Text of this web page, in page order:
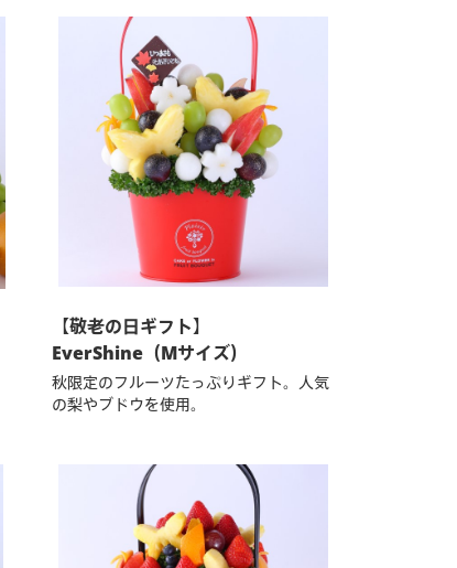
【敬老の日ギフト】
EverShine（Mサイズ）
秋限定のフルーツたっぷりギフト。人気
の梨やブドウを使用。